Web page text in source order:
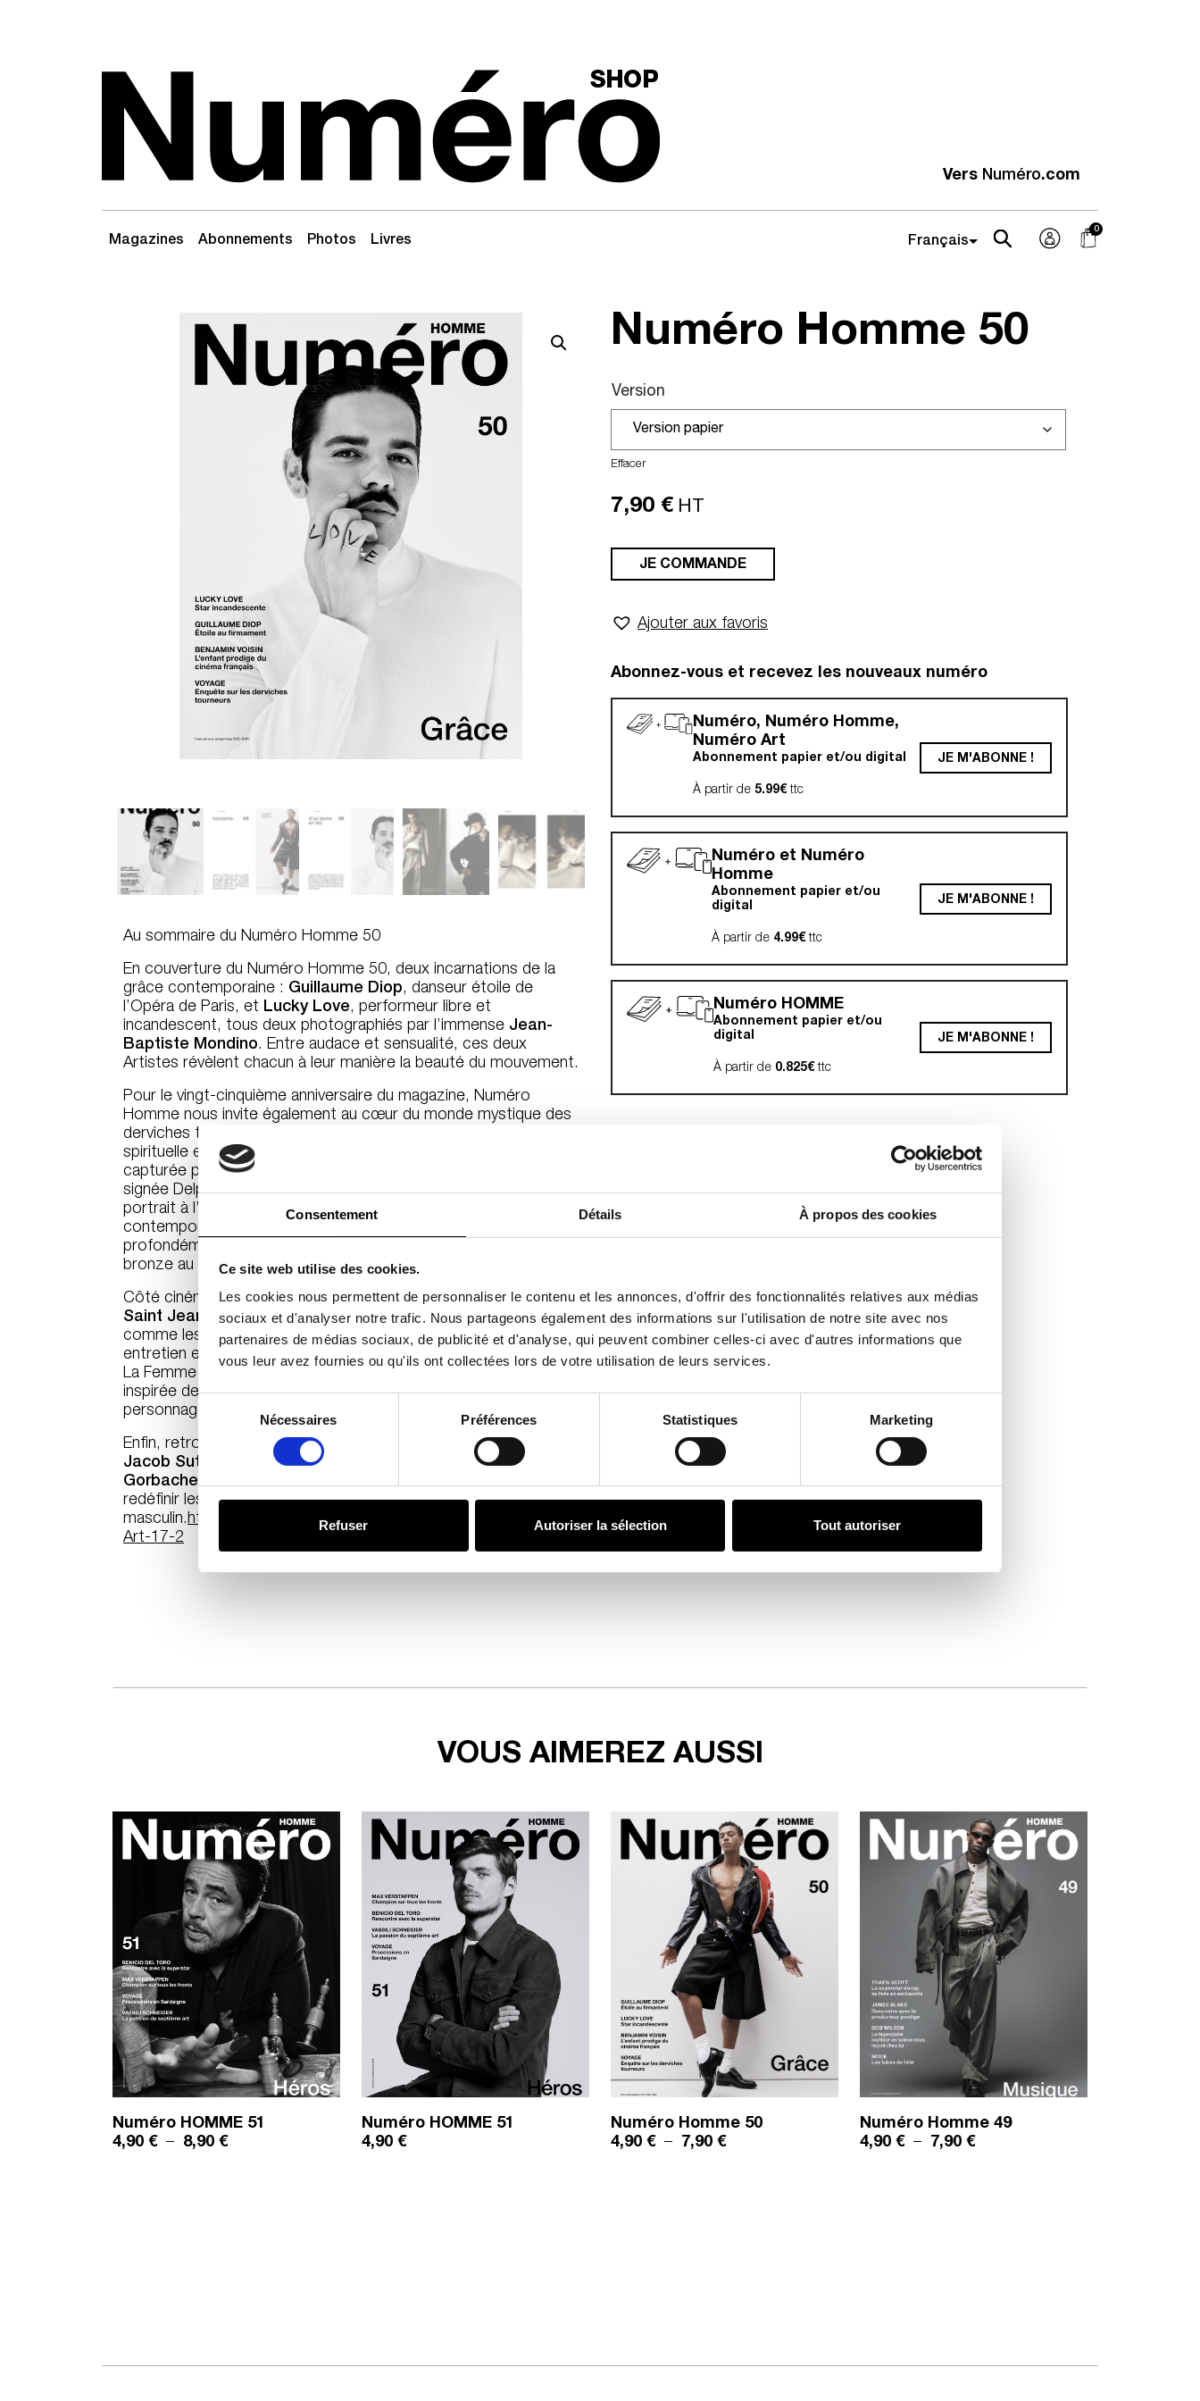
Consentement Détails À propos des cookies
Ce site web utilise des cookies.
Les cookies nous permettent de personnaliser le contenu et les annonces, d'offrir des fonctionnalités relatives aux médias
sociaux et d'analyser notre trafic. Nous partageons également des informations sur l'utilisation de notre site avec nos
partenaires de médias sociaux, de publicité et d'analyse, qui peuvent combiner celles-ci avec d'autres informations que
vous leur avez fournies ou qu'ils ont collectées lors de votre utilisation de leurs services.
Sélection
Nécessaires Préférences Statistiques Marketing
Refuser Autoriser la sélection Tout autoriser
Vers Numéro.com
Magazines
Abonnements Photos Livres
Au sommaire du Numéro Homme 50
En couverture du Numéro Homme 50, deux incarnations de la
grâce contemporaine : Guillaume Diop, danseur étoile de
l’Opéra de Paris, et Lucky Love, performeur libre et
incandescent, tous deux photographiés par l’immense Jean-
Baptiste Mondino. Entre audace et sensualité, ces deux
Artistes révèlent chacun à leur manière la beauté du mouvement.
Pour le vingt-cinquième anniversaire du magazine, Numéro
Homme nous invite également au cœur du monde mystique des
derviches tourneurs de Konya, en Turquie, une exploration
spirituelle et visuelle du rapport entre corps, foi et transe
capturée par le photographe Pieter Hugo dans une enquête
signée Delphine Roche. Le magazine consacre également un
portrait à l’Américain Sterling Ruby, figure majeure de l’Art
contemporain, qui revient sur deux décennies d’une œuvre
profondément pluridisciplinaire et expérimentale, allant du
bronze au textile en passant par la peinture et la céramique.
Côté cinéma, les interviews deBenjamin VoisinetJulien De
Saint Jean
, deux acteurs à l’énergie solaire qui s’imposent
comme les futures stars du septième Art. Sans oublier un
entretien exclusif avec l’acteur Laurent Lafitte, à l’affiche du film
La Femme la plus riche du monde, une comédie mordante
inspirée de l’affaire Bettencourt dans laquelle il campe un
personnage extravagant.
Enfin, retrouvez les séries mode signées
Mélissa De Araujo,
Jacob Sutton, Thomas Hauser, Laura Sciacovelli et Yulia
Gorbachenko, où élégance et expérimentation continuent de
redéfinir les contours du
masculin.https://shop.numero.com/fr/numero-Art/529-numero-
Art-17-2
Numéro Homme 50
Version
Effacer
7,90 € HT
JE COMMANDE
Ajouter aux favoris
Abonnez-vous et recevez les nouveaux numéro
Numéro, Numéro Homme,
Numéro Art
Abonnement papier et/ou digital
À partir de5.99€ ttc
JE M'ABONNE !
Numéro et Numéro
Homme
Abonnement papier et/ou
digital
À partir de 4.99€ttc
JE M'ABONNE !
Numéro HOMME
Abonnement papier et/ou
digital
À partir de 0.825€ttc
JE M'ABONNE !
VOUS AIMEREZ AUSSI
Numéro HOMME 51
4,90 € – 8,90 €Plage de prix : 4,90 € à 8,90 €
Numéro HOMME 51
4,90 €
Numéro Homme 50
4,90 € – 7,90 €Plage de prix : 4,90 € à 7,90 €
Numéro Homme 49
4,90 € – 7,90 €Plage de prix : 4,90 € à 7,90 €